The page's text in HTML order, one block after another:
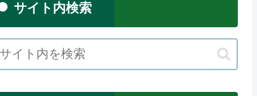
サイト内検索